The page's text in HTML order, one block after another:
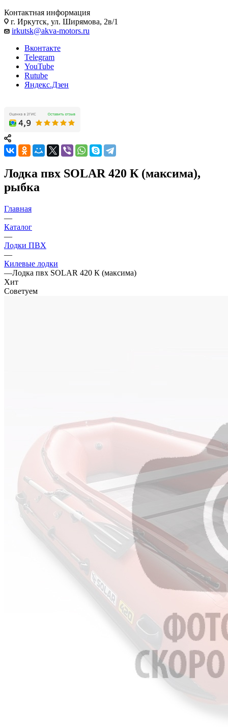
Контактная информация
г. Иркутск, ул. Ширямова, 2в/1
irkutsk@akva-motors.ru
Вконтакте
Telegram
YouTube
Rutube
Яндекс.Дзен
Лодка пвх SOLAR 420 К (максима),
рыбка
Главная
—
Каталог
—
Лодки ПВХ
—
Килевые лодки
—Лодка пвх SOLAR 420 К (максима)
Хит
Советуем